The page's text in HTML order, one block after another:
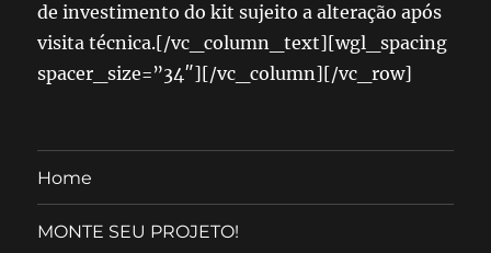
de investimento do kit sujeito a alteração após
visita técnica.[/vc_column_text][wgl_spacing
spacer_size=”34″][/vc_column][/vc_row]
Home
MONTE SEU PROJETO!